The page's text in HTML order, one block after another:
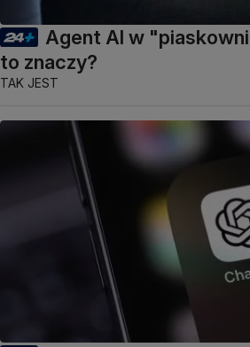
Agent AI w
to znaczy?
TAK JEST